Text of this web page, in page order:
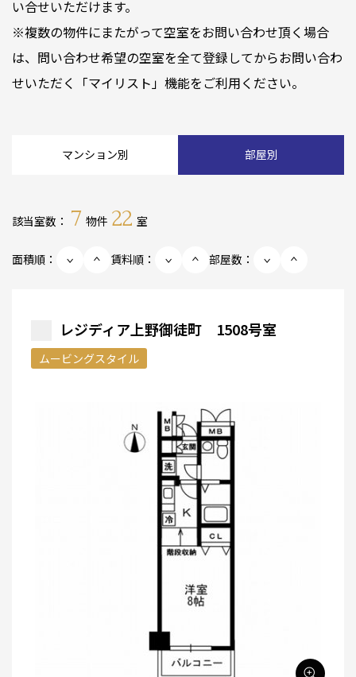
い合せいただけます。
※複数の物件にまたがって空室をお問い合わせ頂く場合
は、問い合わせ希望の空室を全て登録してからお問い合わ
せいただく「マイリスト」機能をご利用ください。
マンション別 部屋別
該当室数： 7 物件 22 室
面積順： 賃料順： 部屋数：
レジディア上野御徒町 1508号室
ムービングスタイル